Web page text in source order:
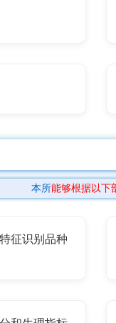
本所能够根据以下
征识别品种